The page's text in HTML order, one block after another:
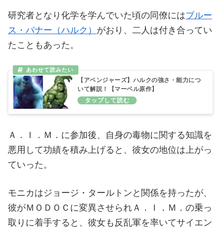
研究者となり化学を学んでいた頃の同僚にはブルー
ス・バナー（ハルク） がおり、二人は付き合ってい
たこともあった。
【アベンジャーズ】ハルクの強さ・能力につ
いて解説！【マーベル原作】
Ａ．Ｉ．Ｍ．に参加後、自身の毒物に関する知識を
悪用して功績を積み上げると、彼女の地位は上がっ
ていった。
モニカはジョージ・タールトンと関係を持ったが、
彼がＭＯＤＯＣに変異させられＡ．Ｉ．Ｍ．の乗っ
取りに着手すると、彼女も反乱軍を率いてサイエン